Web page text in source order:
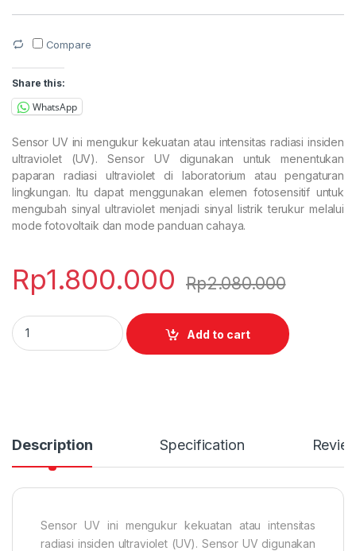
Compare
Share this:
WhatsApp
Sensor UV ini mengukur kekuatan atau intensitas radiasi insiden
ultraviolet (UV). Sensor UV digunakan untuk menentukan
paparan radiasi ultraviolet di laboratorium atau pengaturan
lingkungan. Itu dapat menggunakan elemen fotosensitif untuk
mengubah sinyal ultraviolet menjadi sinyal listrik terukur melalui
mode fotovoltaik dan mode panduan cahaya.
Rp1.800.000 Rp2.080.000
UV Sensor quantity
Add to cart
Description Specification
Sensor UV ini mengukur kekuatan atau intensitas
radiasi insiden ultraviolet (UV). Sensor UV digunakan